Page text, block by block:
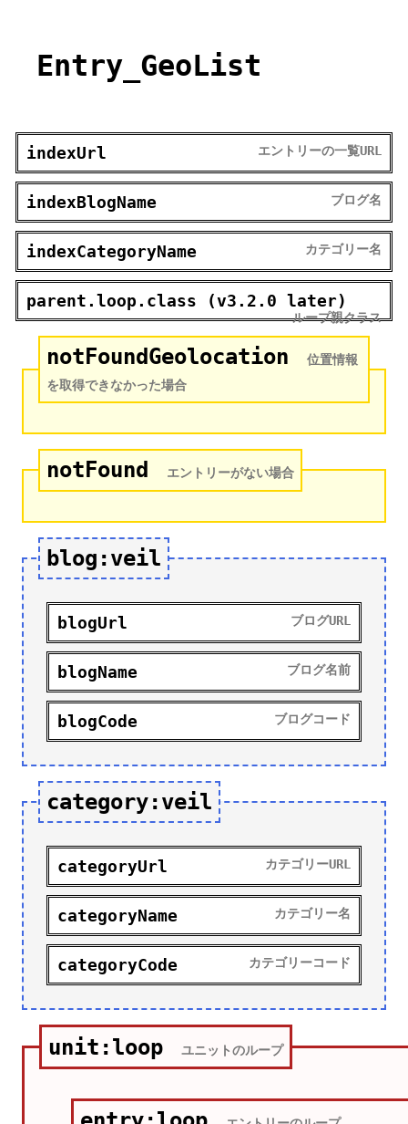
Entry_GeoList
indexUrl エントリーの一覧URL
indexBlogName ブログ名
indexCategoryName カテゴリー名
parent.loop.class (v3.2.0 later)
ループ親クラス
notFoundGeolocation
位置情報
を取得できなかった場合
notFound エントリーがない場合
blog:veil
blogUrl ブログURL
blogName ブログ名前
blogCode ブログコード
category:veil
categoryUrl カテゴリーURL
categoryName カテゴリー名
categoryCode カテゴリーコード
unit:loop ユニットのループ